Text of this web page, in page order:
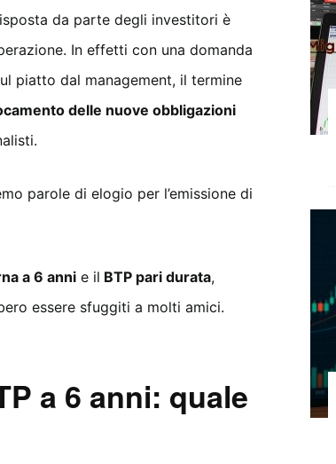
da parte degli investitori è
In effetti con una domanda
piatto dal management, il termine
delle nuove obbligazioni
parole di elogio per l’emissione di
a 6 anni e il BTP pari durata,
essere sfuggiti a molti amici.
a 6 anni: quale